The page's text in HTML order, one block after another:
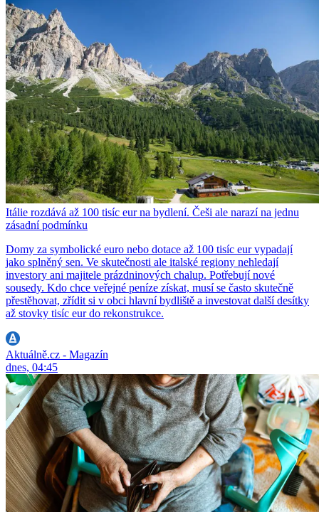
Itálie rozdává až 100 tisíc eur na bydlení. Češi ale narazí na jednu
zásadní podmínku
Domy za symbolické euro nebo dotace až 100 tisíc eur vypadají
jako splněný sen. Ve skutečnosti ale italské regiony nehledají
investory ani majitele prázdninových chalup. Potřebují nové
sousedy. Kdo chce veřejné peníze získat, musí se často skutečně
přestěhovat, zřídit si v obci hlavní bydliště a investovat další desítky
až stovky tisíc eur do rekonstrukce.
Aktuálně.cz - Magazín
dnes, 04:45